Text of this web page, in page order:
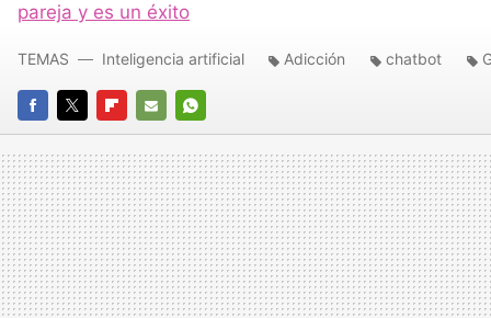
pareja y es un éxito
FACEBOOK
TWITTERFLIPBOARD
E-
MAIL
WHATSAPP
TEMAS Inteligencia artificial Adicción chatbot